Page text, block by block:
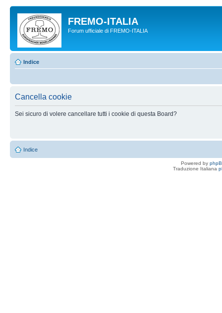
FREMO-ITALIA
Forum ufficiale di FREMO-ITALIA
Indice
Cancella cookie
Sei sicuro di volere cancellare tutti i cookie di questa Board?
Indice
Powered by
Traduzione Italiana